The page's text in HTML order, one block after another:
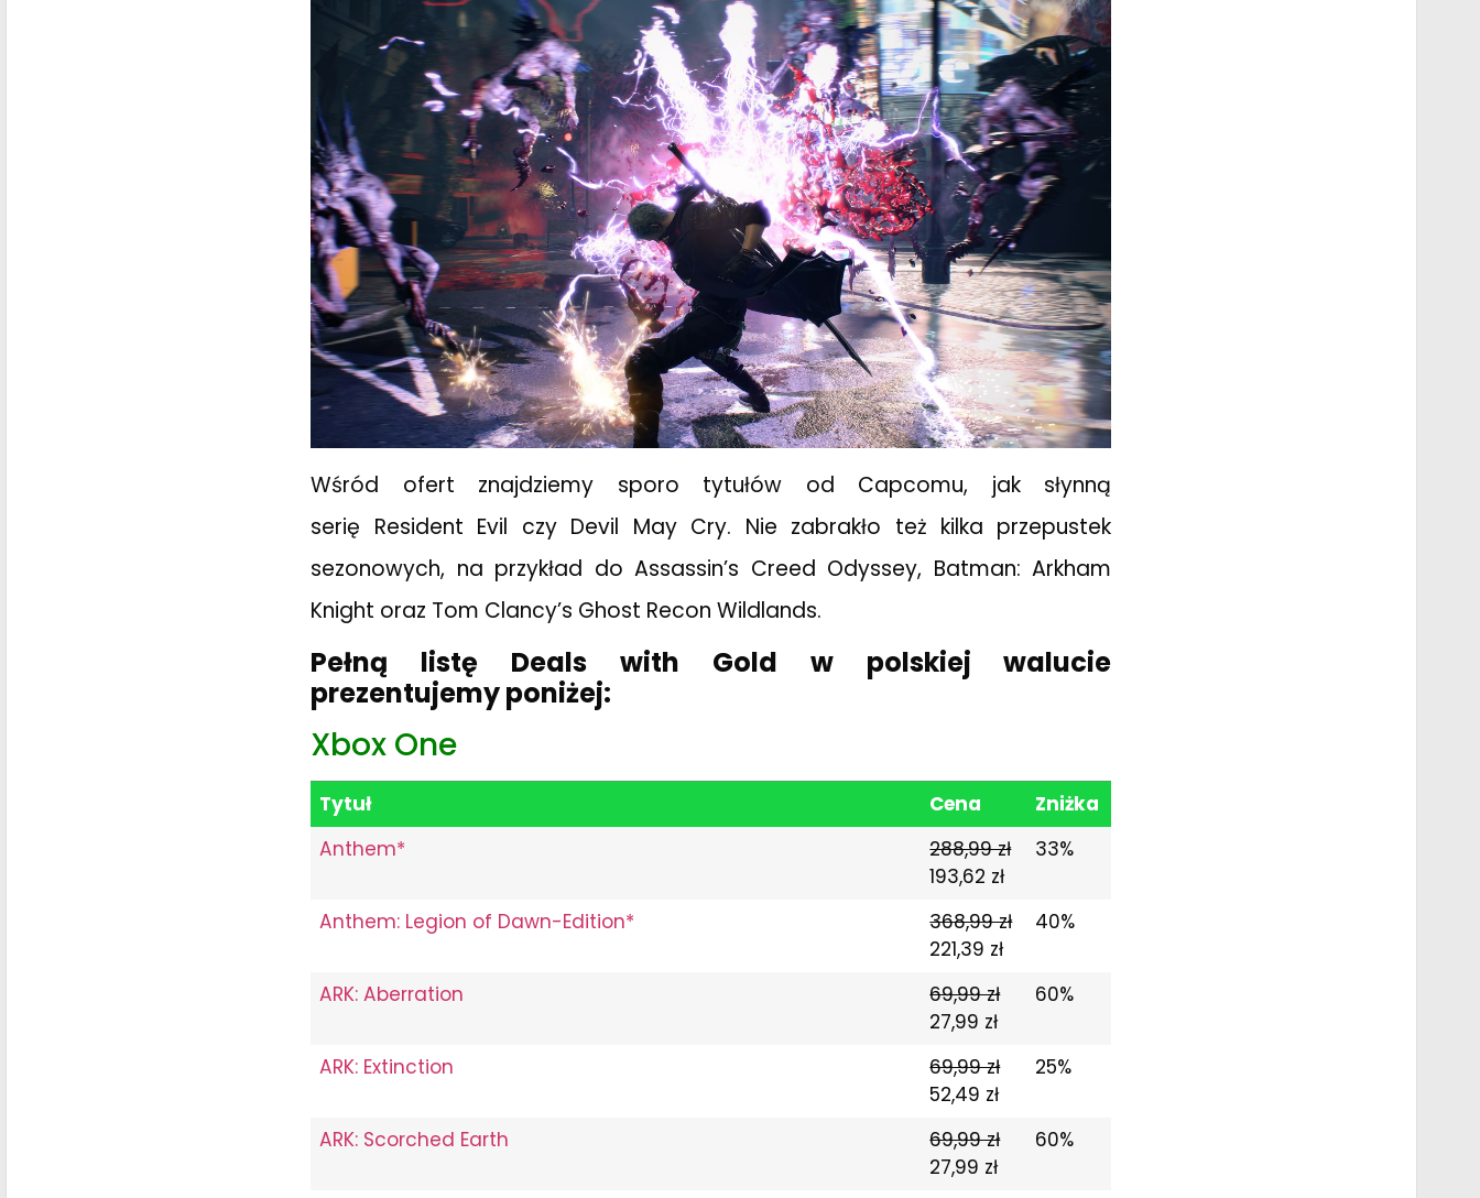
Wśród ofert znajdziemy sporo tytułów od Capcomu, jak słynną
serię Resident Evil czy Devil May Cry. Nie zabrakło też kilka przepustek
sezonowych, na przykład do Assassin’s Creed Odyssey, Batman: Arkham
Knight oraz Tom Clancy’s Ghost Recon Wildlands.
Pełną listę Deals with Gold w polskiej walucie
prezentujemy poniżej:
Xbox One
Tytuł Cena
Zniżka
Anthem*
288,99 zł
193,62 zł
33%
Anthem: Legion of Dawn-Edition*
368,99 zł
221,39 zł
40%
ARK: Aberration
69,99 zł
27,99 zł
60%
ARK: Extinction
69,99 zł
52,49 zł
25%
ARK: Scorched Earth
69,99 zł
27,99 zł
60%